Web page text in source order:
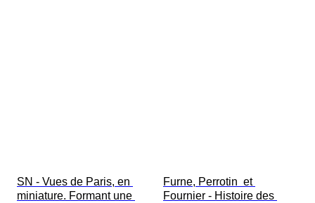
SN - Vues de Paris, en
miniature. Formant une
Furne, Perrotin  et
Fournier - Histoire des